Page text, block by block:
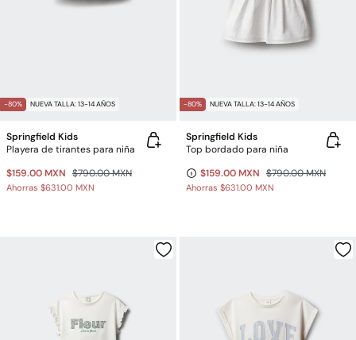
-80% NUEVA TALLA: 13-14 AÑOS
Springfield Kids
Playera de tirantes para niña
$159.00 MXN $790.00 MXN
Ahorras $631.00 MXN
-80% NUEVA TALLA: 13-14 AÑOS
Springfield Kids
Top bordado para niña
$159.00 MXN $790.00 MXN
Ahorras $631.00 MXN